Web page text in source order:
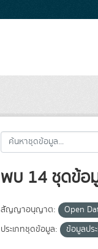
พบ 14 ชุดข้อ
สัญญาอนุญาต: Open
ประเภทชุดข้อมูล:
ข้อมูลปร